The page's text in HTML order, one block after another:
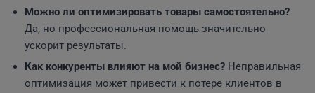
Можно ли оптимизировать товары самостоятельно?
Да, но профессиональная помощь значительно
ускорит результаты.
Как конкуренты влияют на мой бизнес? Неправильная
оптимизация может привести к потере клиентов в